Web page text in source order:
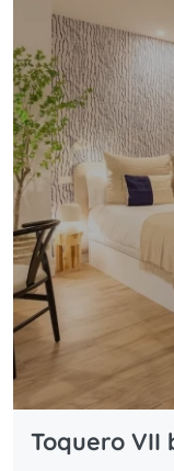
Toquero VII